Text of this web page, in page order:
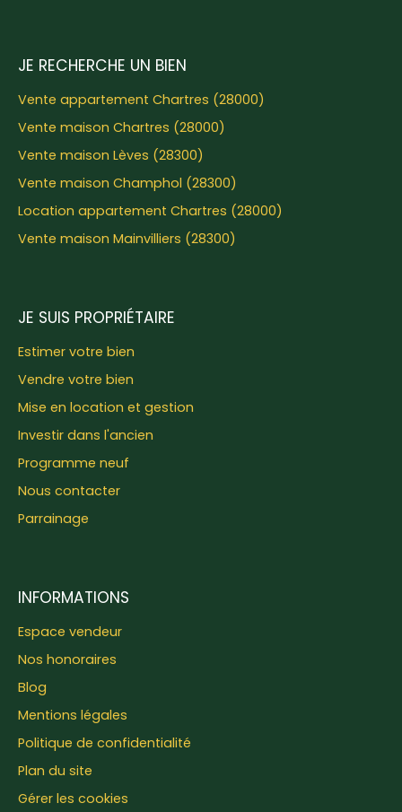
JE RECHERCHE UN BIEN
Vente appartement Chartres (28000)
Vente maison Chartres (28000)
Vente maison Lèves (28300)
Vente maison Champhol (28300)
Location appartement Chartres (28000)
Vente maison Mainvilliers (28300)
JE SUIS PROPRIÉTAIRE
Estimer votre bien
Vendre votre bien
Mise en location et gestion
Investir dans l'ancien
Programme neuf
Nous contacter
Parrainage
INFORMATIONS
Espace vendeur
Nos honoraires
Blog
Mentions légales
Politique de confidentialité
Plan du site
Gérer les cookies